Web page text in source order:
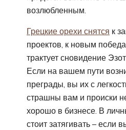
возлюбленным.
Грецкие орехи снятся к
проектов, к новым
трактует сновидение
Если на вашем пути
преграды, вы их с
страшны вам и происки
хорошо в бизнесе. В
стоит затягивать – если